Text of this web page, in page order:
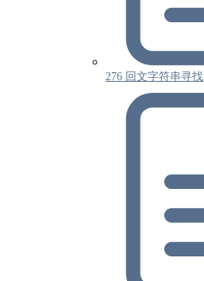
276 回文字符串寻找